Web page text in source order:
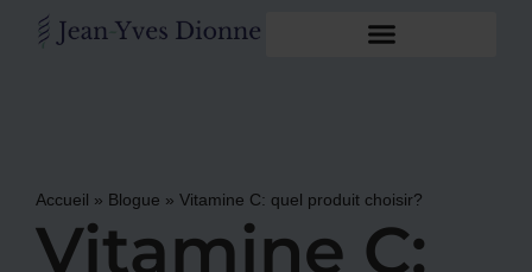
Accueil » Blogue » Vitamine C: quel produit choisir?
Vitamine C: